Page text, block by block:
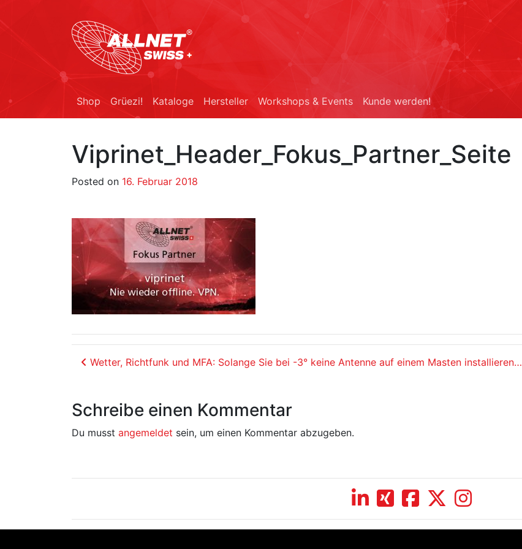
Shop Grüezi! Kataloge Hersteller Workshops & Events Kunde werden!
Viprinet_Header_Fokus_Partner_Seite
Posted on 16. Februar 2018
Beitrags-Navigation
Wetter, Richtfunk und MFA: Solange Sie bei -3° keine Antenne auf einem Masten installieren…
Schreibe einen Kommentar
Du musst angemeldet sein, um einen Kommentar abzugeben.